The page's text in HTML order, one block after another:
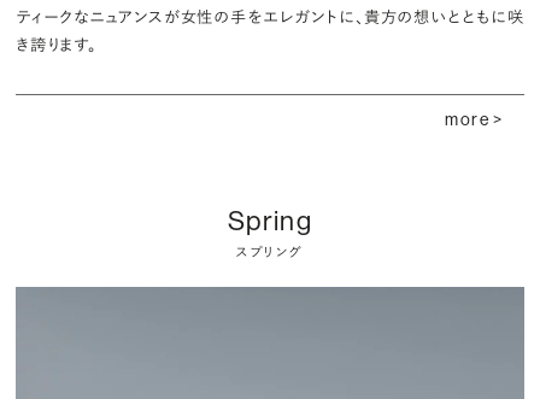
ティークなニュアンスが女性の手をエレガントに、貴方の想いとともに咲
き誇ります。
more >
Spring
スプリング